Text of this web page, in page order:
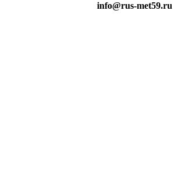
info@rus-met59.ru